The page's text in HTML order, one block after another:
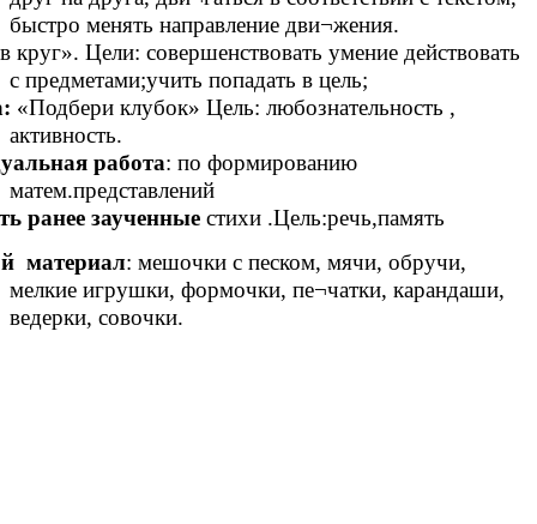
быстро менять направление дви¬жения.
круг». Цели: совершенствовать умение действовать
с предметами;учить попадать в цель;
«Подбери клубок» Цель: любознательность ,
активность.
работа: по формированию
матем.представлений
ранее заученныестихи .Цель:речь,память
материал: мешочки с песком, мячи, обручи,
мелкие игрушки, формочки, пе¬чатки, карандаши,
ведерки, совочки.